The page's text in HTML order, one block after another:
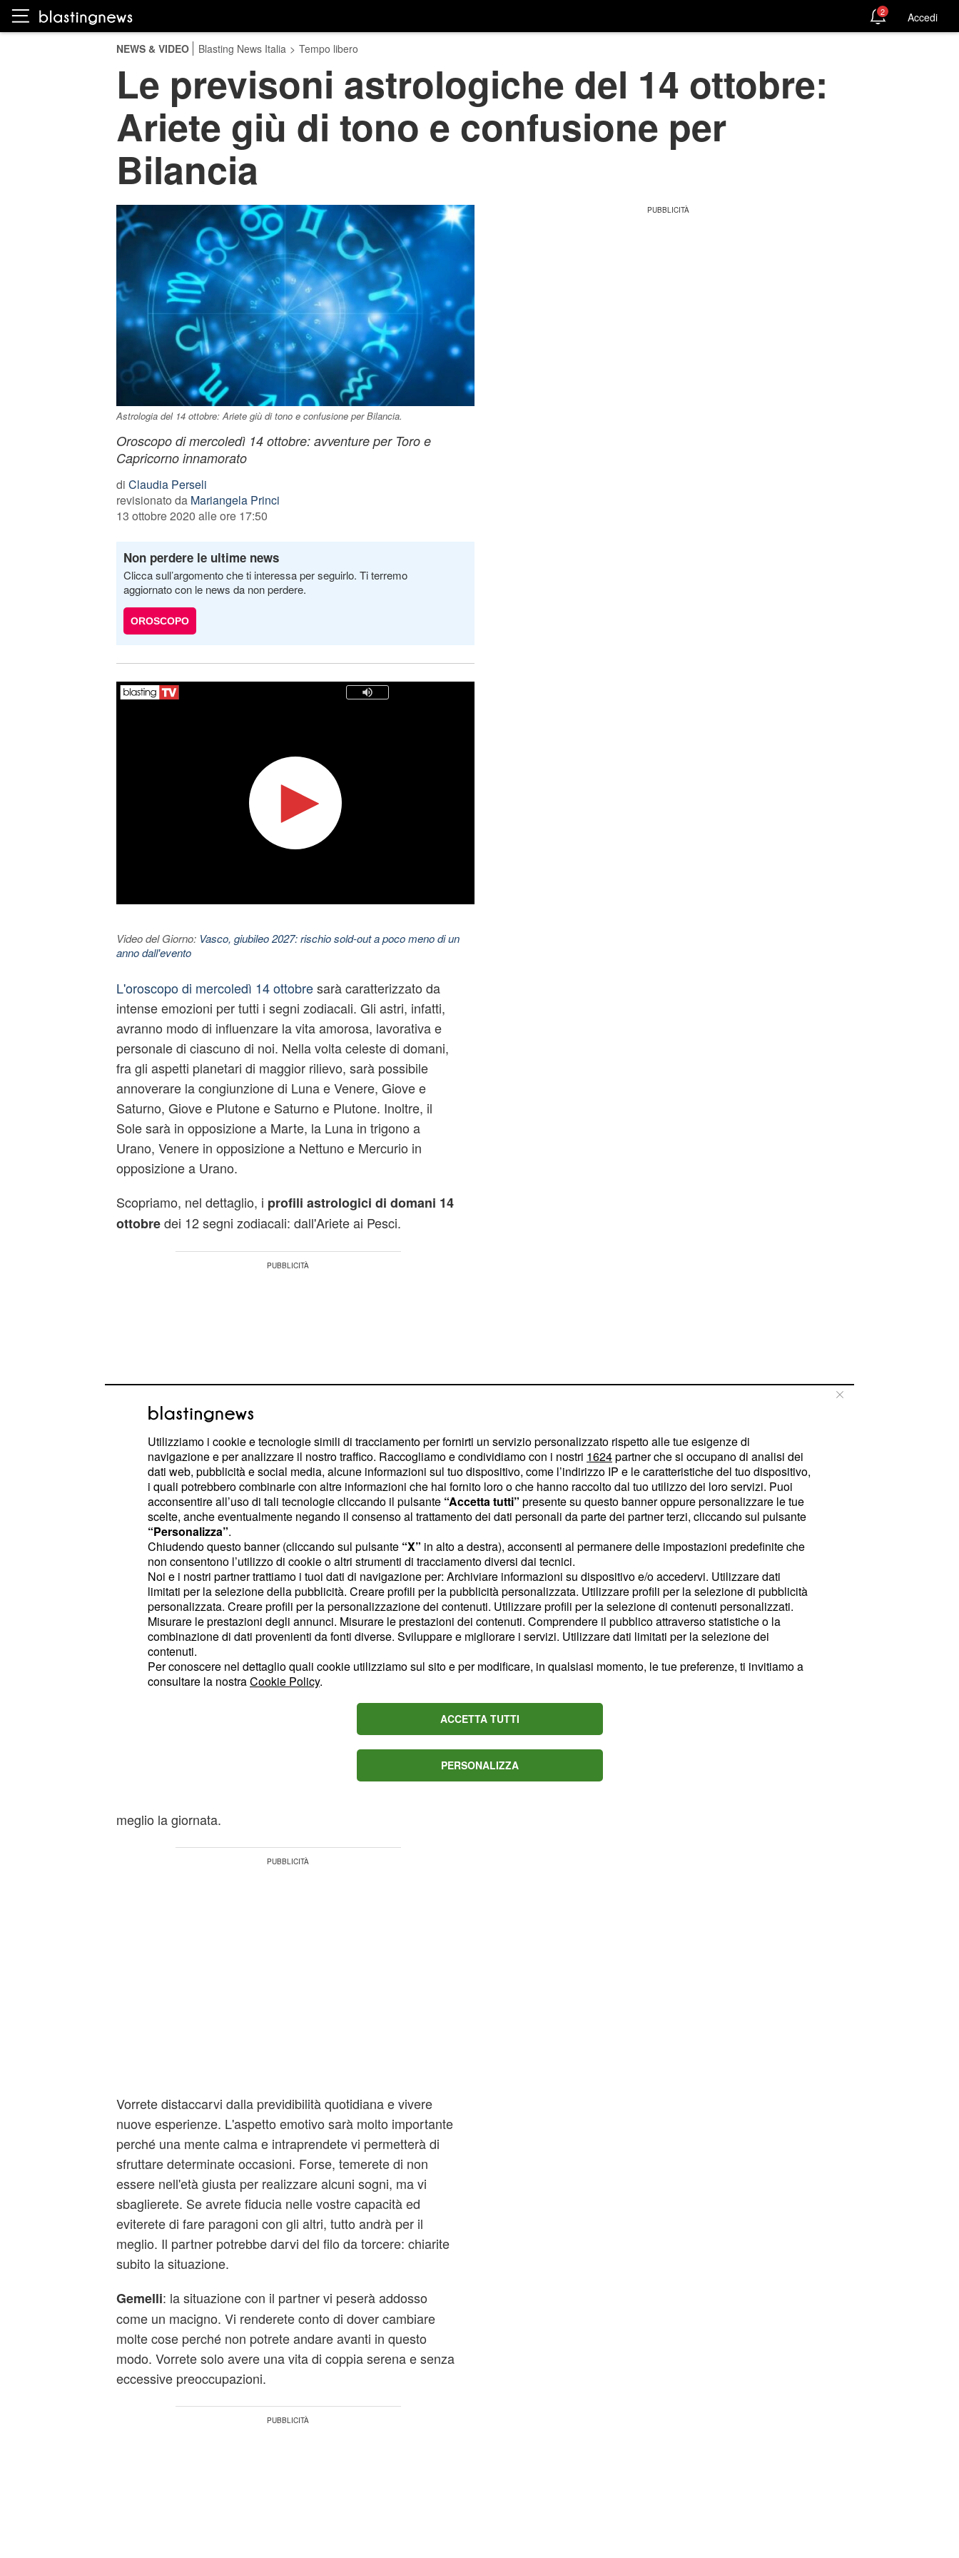
2 Accedi
NEWS & VIDEO Blasting News Italia > Tempo libero
Le previsoni astrologiche del 14 ottobre:
Ariete giù di tono e confusione per
Bilancia
Astrologia del 14 ottobre: Ariete giù di tono e confusione per Bilancia.
Oroscopo di mercoledì 14 ottobre: avventure per Toro e
Capricorno innamorato
di Claudia Perseli
revisionato da Mariangela Princi
13 ottobre 2020 alle ore 17:50
Non perdere le ultime news
Clicca sull’argomento che ti interessa per seguirlo. Ti terremo
aggiornato con le news da non perdere.
OROSCOPO
Video del Giorno: Vasco, giubileo 2027: rischio sold-out a poco meno di un
anno dall'evento
L'oroscopo di mercoledì 14 ottobresarà caratterizzato da
intense emozioni per tutti i segni zodiacali. Gli astri, infatti,
avranno modo di influenzare la vita amorosa, lavorativa e
personale di ciascuno di noi. Nella volta celeste di domani,
fra gli aspetti planetari di maggior rilievo, sarà possibile
annoverare la congiunzione di Luna e Venere, Giove e
Saturno, Giove e Plutone e Saturno e Plutone. Inoltre, il
Sole sarà in opposizione a Marte, la Luna in trigono a
Urano, Venere in opposizione a Nettuno e Mercurio in
opposizione a Urano.
Scopriamo, nel dettaglio, i profili astrologici di domani 14
ottobredei 12 segni zodiacali: dall'Ariete ai Pesci.
Previsioni zodiacali di mercoledì 14
ottobre: Ariete giù di tono e
avventure per Toro
Ariete: il risveglio non sarà tra i migliori. Farete fatica ad
alzarvi dal letto e l'unica cosa che desidererete sarà
disattivare la sveglia. Purtroppo, gli impegni della giornata vi
spingeranno a mettervi in moto.Le previsioni zodiacali di
domani suggerisconodi provare a concentrarvi sugli aspetti
più positivi delle mansioni da svolgere. Andare a lavoro
annoiati, infatti, potrebbe compromettere la vostra
produttività. Il partner farà di tutto per risollevarvi l'umore e
meglio la giornata.
Vorrete distaccarvi dalla previdibilità quotidiana e vivere
nuove esperienze. L'aspetto emotivo sarà molto importante
perché una mente calma e intraprendete vi permetterà di
sfruttare determinate occasioni. Forse, temerete di non
essere nell'età giusta per realizzare alcuni sogni, ma vi
sbaglierete. Se avrete fiducia nelle vostre capacità ed
eviterete di fare paragoni con gli altri, tutto andrà per il
meglio. Il partner potrebbe darvi del filo da torcere: chiarite
subito la situazione.
Gemelli: la situazione con il partner vi peserà addosso
come un macigno. Vi renderete conto di dover cambiare
molte cose perché non potrete andare avanti in questo
modo. Vorrete solo avere una vita di coppia serena e senza
eccessive preoccupazioni.
Utilizziamo i cookie e tecnologie simili di tracciamento per fornirti un servizio personalizzato rispetto alle tue esigenze di
navigazione e per analizzare il nostro traffico. Raccogliamo e condividiamo con i nostri 1624partner che si occupano di analisi dei
dati web, pubblicità e social media, alcune informazioni sul tuo dispositivo, come l’indirizzo IP e le caratteristiche del tuo dispositivo,
i quali potrebbero combinarle con altre informazioni che hai fornito loro o che hanno raccolto dal tuo utilizzo dei loro servizi. Puoi
acconsentire all’uso di tali tecnologie cliccando il pulsante “Accetta tutti” presente su questo banner oppure personalizzare le tue
scelte, anche eventualmente negando il consenso al trattamento dei dati personali da parte dei partner terzi, cliccando sul pulsante
“Personalizza”.
Chiudendo questo banner (cliccando sul pulsante “X” in alto a destra), acconsenti al permanere delle impostazioni predefinite che
non consentono l’utilizzo di cookie o altri strumenti di tracciamento diversi dai tecnici.
Noi e i nostri partner trattiamo i tuoi dati di navigazione per: Archiviare informazioni su dispositivo e/o accedervi. Utilizzare dati
limitati per la selezione della pubblicità. Creare profili per la pubblicità personalizzata. Utilizzare profili per la selezione di pubblicità
personalizzata. Creare profili per la personalizzazione dei contenuti. Utilizzare profili per la selezione di contenuti personalizzati.
Misurare le prestazioni degli annunci. Misurare le prestazioni dei contenuti. Comprendere il pubblico attraverso statistiche o la
combinazione di dati provenienti da fonti diverse. Sviluppare e migliorare i servizi. Utilizzare dati limitati per la selezione dei
contenuti.
Per conoscere nel dettaglio quali cookie utilizziamo sul sito e per modificare, in qualsiasi momento, le tue preferenze, ti invitiamo a
consultare la nostraCookie Policy.
ACCETTA TUTTI
PERSONALIZZA